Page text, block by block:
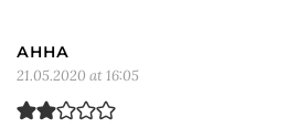
АННА
21.05.2020 at 16:05